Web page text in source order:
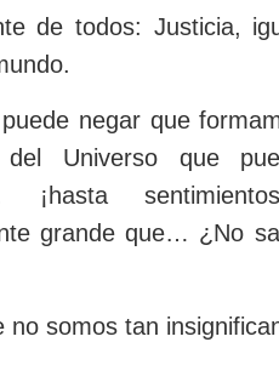
de todos: Justicia,
negar que
Universo que
¡hasta
grande que… ¿No
no somos tan